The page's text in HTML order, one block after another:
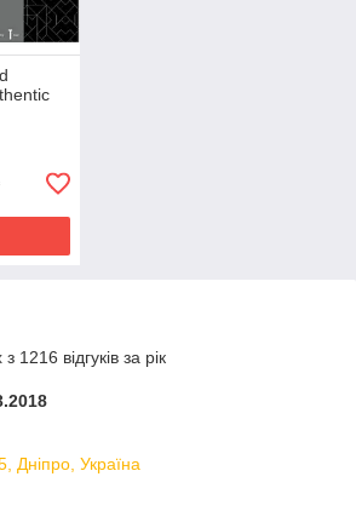
1216 відгуків за рік
Дніпро, Україна